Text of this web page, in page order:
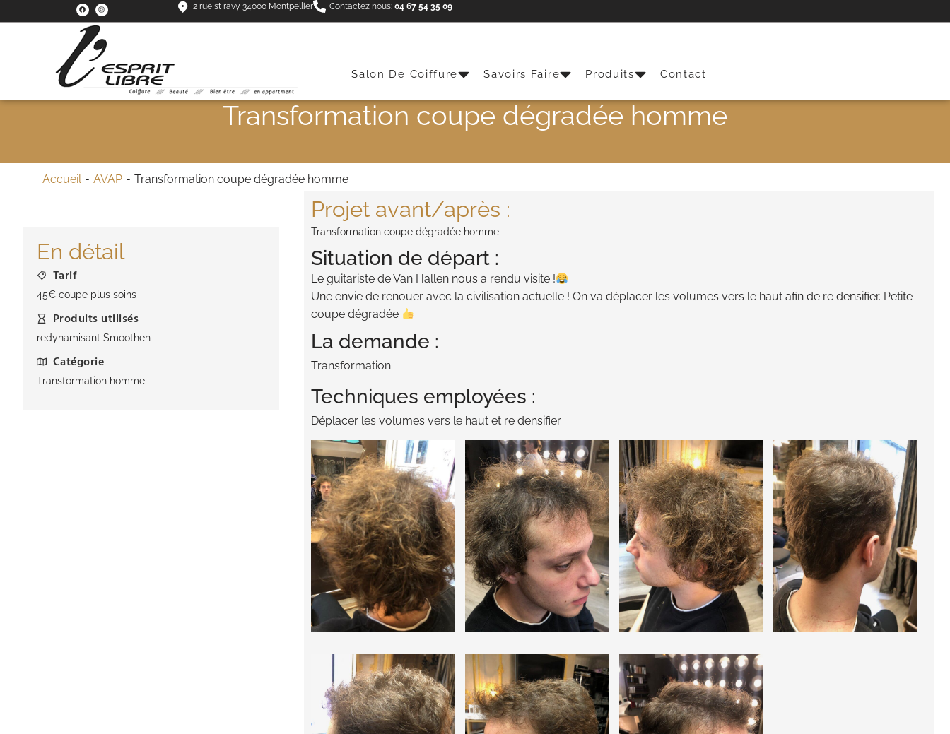
2 rue st ravy 34000 Montpellier Contactez nous:04 67 54 35 09
Salon De Coiffure Savoirs Faire Produits Contact
Transformation coupe dégradée homme
Vous êtes ici :
Accueil AVAP Transformation coupe dégradée homme
En détail
Tarif
45€ coupe plus soins
Produits utilisés
redynamisant Smoothen
Catégorie
Transformation homme
Projet avant/après :
Transformation coupe dégradée homme
Situation de départ :
Le guitariste de Van Hallen nous a rendu visite !
Une envie de renouer avec la civilisation actuelle ! On va déplacer les volumes vers le haut afin de re densifier. Petite
coupe dégradée
La demande :
Transformation
Techniques employées :
Déplacer les volumes vers le haut et re densifier